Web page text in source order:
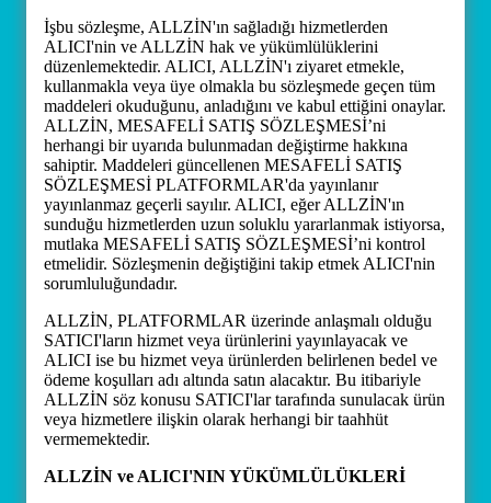
İşbu sözleşme, ALLZİN'ın sağladığı hizmetlerden
ALICI'nin ve ALLZİN hak ve yükümlülüklerini
düzenlemektedir. ALICI, ALLZİN'ı ziyaret etmekle,
kullanmakla veya üye olmakla bu sözleşmede geçen tüm
maddeleri okuduğunu, anladığını ve kabul ettiğini onaylar.
ALLZİN, MESAFELİ SATIŞ SÖZLEŞMESİ’ni
herhangi bir uyarıda bulunmadan değiştirme hakkına
sahiptir. Maddeleri güncellenen MESAFELİ SATIŞ
SÖZLEŞMESİ PLATFORMLAR'da yayınlanır
yayınlanmaz geçerli sayılır. ALICI, eğer ALLZİN'ın
sunduğu hizmetlerden uzun soluklu yararlanmak istiyorsa,
mutlaka MESAFELİ SATIŞ SÖZLEŞMESİ’ni kontrol
etmelidir. Sözleşmenin değiştiğini takip etmek ALICI'nin
sorumluluğundadır.
ALLZİN, PLATFORMLAR üzerinde anlaşmalı olduğu
SATICI'ların hizmet veya ürünlerini yayınlayacak ve
ALICI ise bu hizmet veya ürünlerden belirlenen bedel ve
ödeme koşulları adı altında satın alacaktır. Bu itibariyle
ALLZİN söz konusu SATICI'lar tarafında sunulacak ürün
veya hizmetlere ilişkin olarak herhangi bir taahhüt
vermemektedir.
ALLZİN ve ALICI'NIN YÜKÜMLÜLÜKLERİ